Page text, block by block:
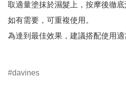
取適量塗抹於濕髮上，按摩後徹底
如有需要，可重複使用。
為達到最佳效果，建議搭配使用適
davines